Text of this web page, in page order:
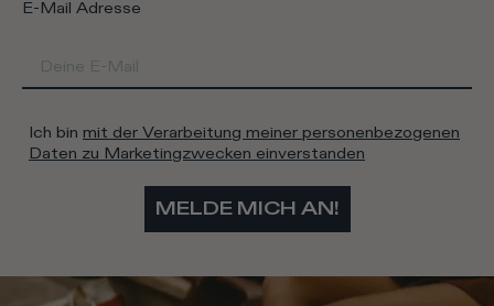
E-Mail Adresse
Ich bin mit der Verarbeitung meiner personenbezogenen
Daten zu Marketingzwecken einverstanden
MELDE MICH AN!